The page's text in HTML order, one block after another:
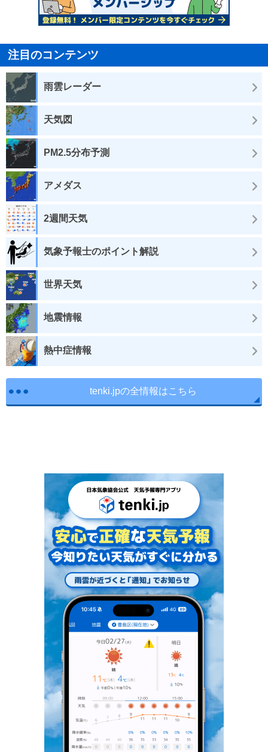
注目のコンテンツ
雨雲レーダー
天気図
PM2.5分布予測
アメダス
2週間天気
気象予報士のポイント解説
世界天気
地震情報
熱中症情報
tenki.jpの全情報はこちら